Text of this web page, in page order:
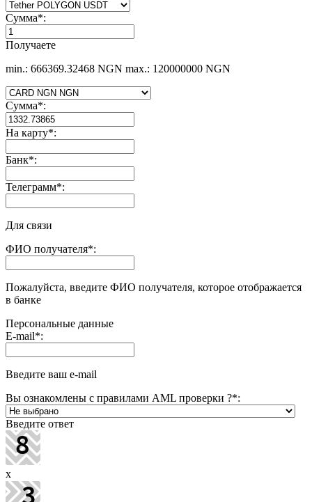
Сумма*:
Получаете
min.: 666369.32468 NGN max.: 120000000 NGN
Сумма*:
На карту*:
Банк*:
Телеграмм*:
Для связи
ФИО получателя*:
Пожалуйста, введите ФИО получателя, которое отображается
в банке
Персональные данные
E-mail*:
Введите ваш e-mail
Вы ознакомлены с правилами AML проверки ?*:
Введите ответ
x